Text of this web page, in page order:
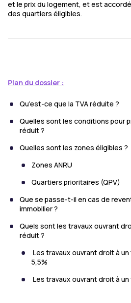
et le prix du logement, et est
des quartiers éligibles.
Plan du dossier :
Qu’est-ce que la TVA réduite ?
Quelles sont les conditions pour
réduit ?
Quelles sont les zones éligibles ?
Zones ANRU
Quartiers prioritaires (QPV)
Que se passe-t-il en cas de
immobilier ?
Quels sont les travaux ouvrant
réduit ?
Les travaux ouvrant droit à
5,5%
Les travaux ouvrant droit à